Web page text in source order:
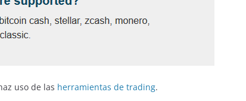
uso de las herramientas de trading.